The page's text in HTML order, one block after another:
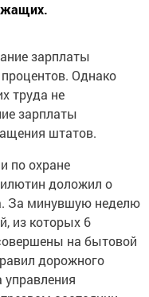
зарплаты
Однако
труда не
зарплаты
штатов.
по охране
доложил о
За минувшую неделю
из которых 6
на бытовой
дорожного